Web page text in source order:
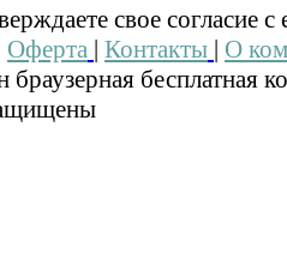
свое согласие с
Оферта | Контакты | О
браузерная бесплатная